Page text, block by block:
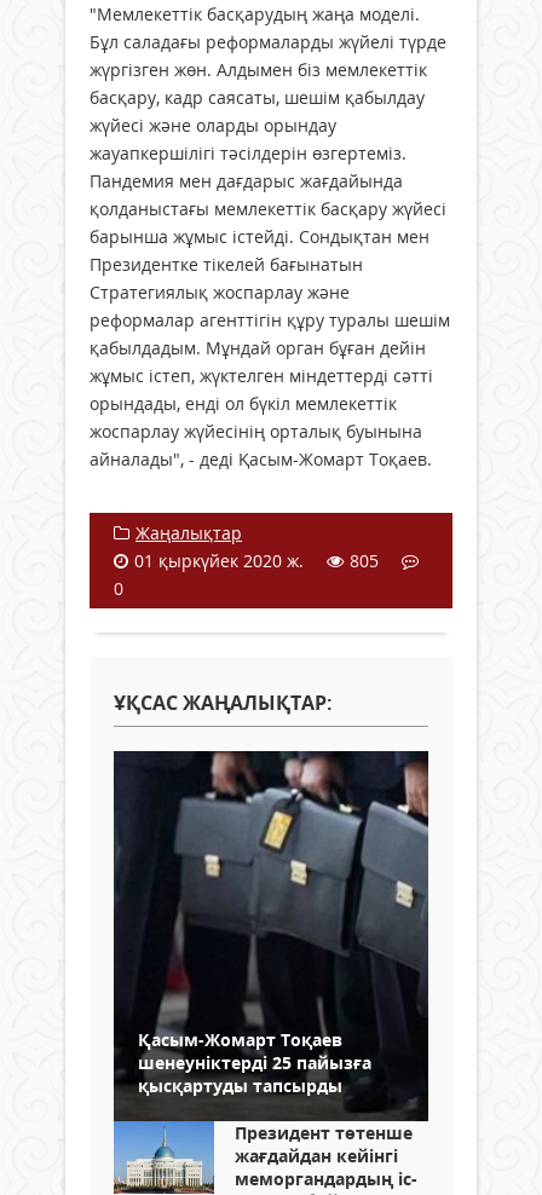
"Мемлекеттік басқарудың жаңа моделі.
Бұл саладағы реформаларды жүйелі түрде
жүргізген жөн. Алдымен біз мемлекеттік
басқару, кадр саясаты, шешім қабылдау
жүйесі және оларды орындау
жауапкершілігі тәсілдерін өзгертеміз.
Пандемия мен дағдарыс жағдайында
қолданыстағы мемлекеттік басқару жүйесі
барынша жұмыс істейді. Сондықтан мен
Президентке тікелей бағынатын
Стратегиялық жоспарлау және
реформалар агенттігін құру туралы шешім
қабылдадым. Мұндай орган бұған дейін
жұмыс істеп, жүктелген міндеттерді сәтті
орындады, енді ол бүкіл мемлекеттік
жоспарлау жүйесінің орталық буынына
айналады", - деді Қасым-Жомарт Тоқаев.
Жаңалықтар
01 қыркүйек 2020 ж.
805
0
ҰҚСАС ЖАҢАЛЫҚТАР:
Қасым-Жомарт Тоқаев
шенеуніктерді 25 пайызға
қысқартуды тапсырды
Президент төтенше
жағдайдан кейінгі
меморгандардың іс-